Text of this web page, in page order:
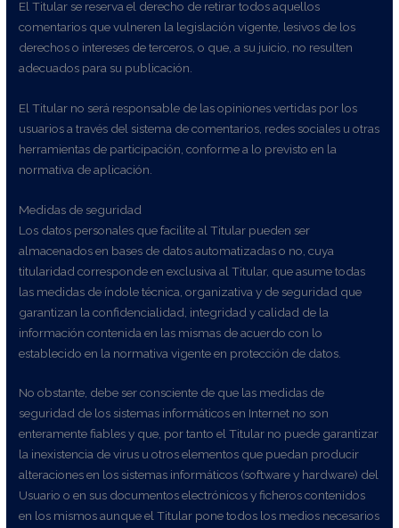
El Titular se reserva el derecho de retirar todos aquellos
comentarios que vulneren la legislación vigente, lesivos de los
derechos o intereses de terceros, o que, a su juicio, no resulten
adecuados para su publicación.
El Titular no será responsable de las opiniones vertidas por los
usuarios a través del sistema de comentarios, redes sociales u otras
herramientas de participación, conforme a lo previsto en la
normativa de aplicación.
Medidas de seguridad
Los datos personales que facilite al Titular pueden ser
almacenados en bases de datos automatizadas o no, cuya
titularidad corresponde en exclusiva al Titular, que asume todas
las medidas de índole técnica, organizativa y de seguridad que
garantizan la confidencialidad, integridad y calidad de la
información contenida en las mismas de acuerdo con lo
establecido en la normativa vigente en protección de datos.
No obstante, debe ser consciente de que las medidas de
seguridad de los sistemas informáticos en Internet no son
enteramente fiables y que, por tanto el Titular no puede garantizar
la inexistencia de virus u otros elementos que puedan producir
alteraciones en los sistemas informáticos (software y hardware) del
Usuario o en sus documentos electrónicos y ficheros contenidos
en los mismos aunque el Titular pone todos los medios necesarios